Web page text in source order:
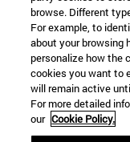
browse. Different
For example, to
about your browsing
personalize how the
cookies you want to
will remain active
For more detailed
our Cookie Policy.